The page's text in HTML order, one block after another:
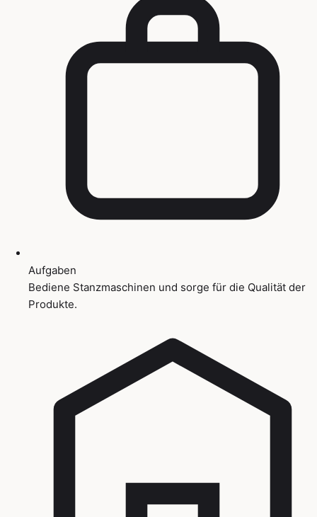
Aufgaben
Bediene Stanzmaschinen und sorge für die Qualität der
Produkte.